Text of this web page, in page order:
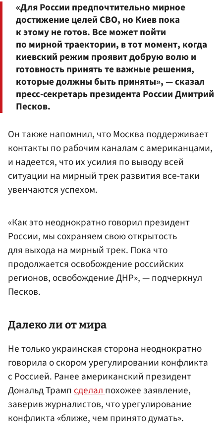
«Для России предпочтительно мирное
достижение целей СВО, но Киев пока
к этому не готов. Все может пойти
по мирной траектории, в тот момент, когда
киевский режим проявит добрую волю и
готовность принять те важные решения,
которые должны быть приняты», — сказал
пресс-секретарь президента России Дмитрий
Песков.
Он также напомнил, что Москва поддерживает
контакты по рабочим каналам с американцами,
и надеется, что их усилия по выводу всей
ситуации на мирный трек развития все-таки
увенчаются успехом.
«Как это неоднократно говорил президент
России, мы сохраняем свою открытость
для выхода на мирный трек. Пока что
продолжается освобождение российских
регионов, освобождение ДНР», — подчеркнул
Песков.
Далеко ли от мира
Не только украинская сторона неоднократно
говорила о скором урегулировании конфликта
с Россией. Ранее американский президент
Дональд Трамп сделалпохожее заявление,
заверив журналистов, что урегулирование
конфликта «ближе, чем принято думать».